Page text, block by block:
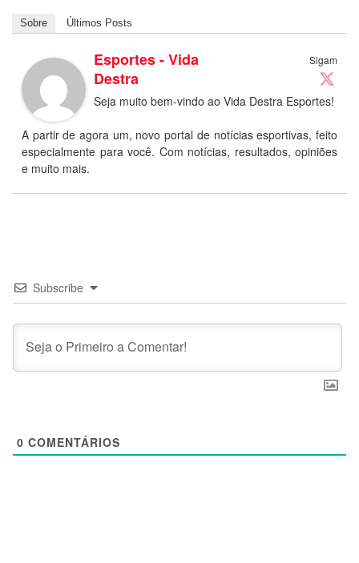
Sobre Últimos Posts
Sigam
Esportes - Vida
Destra
Seja muito bem-vindo ao Vida Destra Esportes!
A partir de agora um, novo portal de notícias esportivas, feito
especialmente para você. Com notícias, resultados, opiniões
e muito mais.
Subscribe
0 COMENTÁRIOS